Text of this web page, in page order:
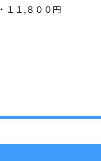
・１１,８００円